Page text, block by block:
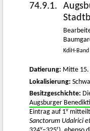
74.9.1.
KdiH-Band
Datierung: Mitte 15.
Lokalisierung:
Besitzgeschichte:
Augsburger
Eintrag auf 1v
Sanctorum Udalrici
v r